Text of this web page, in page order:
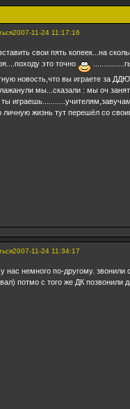
2007-11-24 11:17:16
свои пять копеек...на
это точно
новость,что вы играете за
мы...сказали : мы оч
ты
личную жизнь тут перешёл со
2007-11-24 11:34:17
нас немного по-другому. звонили
потмо с того же ДК позвонили